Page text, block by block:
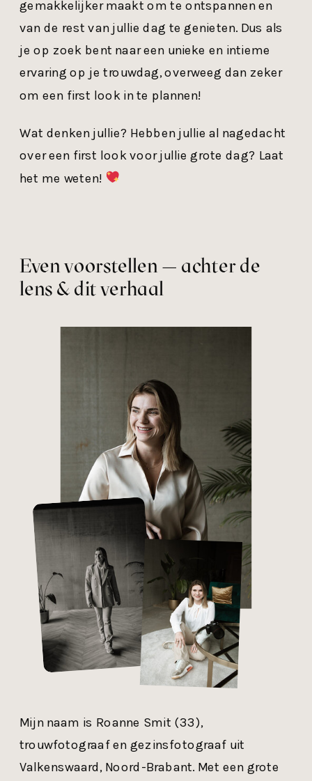
gemakkelijker maakt om te ontspannen en
van de rest van jullie dag te genieten. Dus als
je op zoek bent naar een unieke en intieme
ervaring op je trouwdag, overweeg dan zeker
om een first look in te plannen!
Wat denken jullie? Hebben jullie al nagedacht
over een first look voor jullie grote dag? Laat
het me weten!
Mijn naam is Roanne Smit (33),
trouwfotograaf en gezinsfotograaf uit
Valkenswaard, Noord-Brabant. Met een grote
Even voorstellen — achter de
lens & dit verhaal